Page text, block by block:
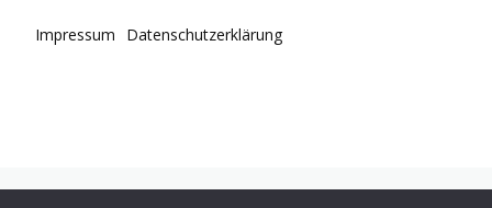
Impressum Datenschutzerklärung